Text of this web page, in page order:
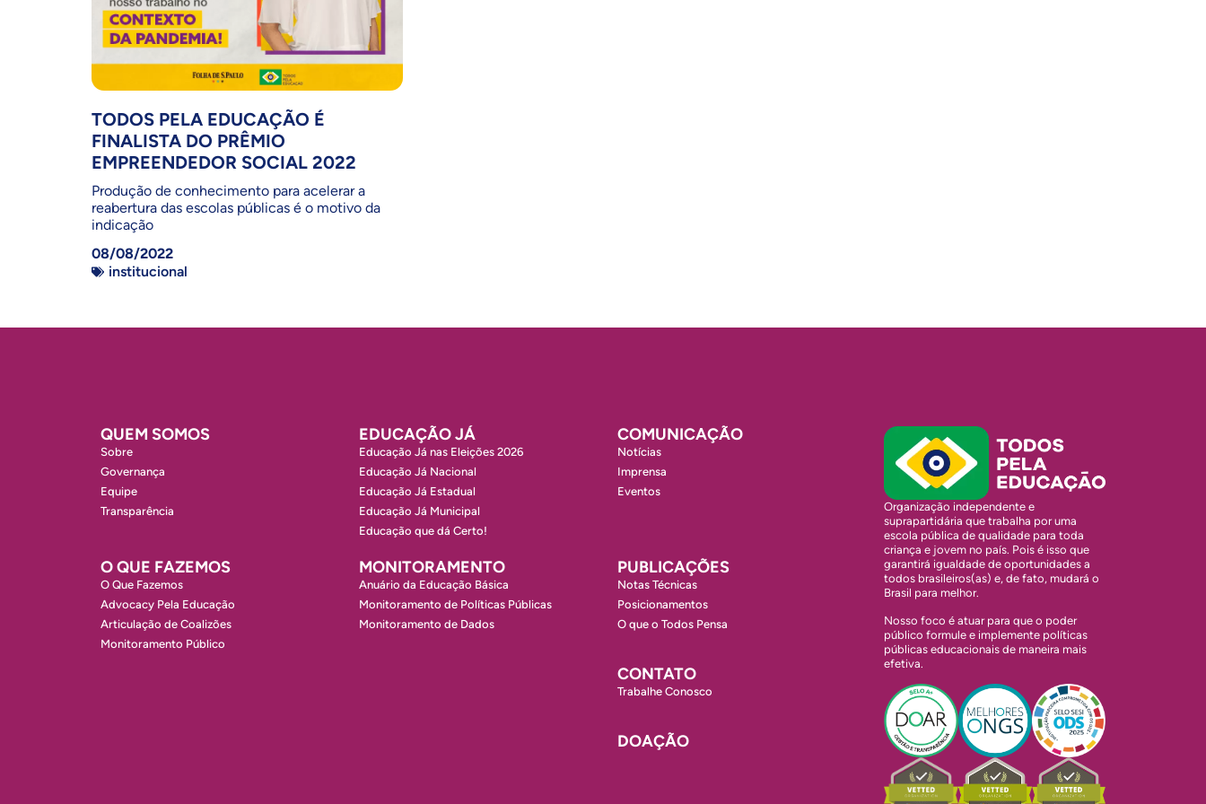
TODOS PELA EDUCAÇÃO É
FINALISTA DO PRÊMIO
EMPREENDEDOR SOCIAL 2022
Produção de conhecimento para acelerar a
reabertura das escolas públicas é o motivo da
indicação
08/08/2022
institucional
QUEM SOMOS
Sobre
Governança
Equipe
Transparência
EDUCAÇÃO JÁ
Educação Já nas Eleições 2026
Educação Já Nacional
Educação Já Estadual
Educação Já Municipal
Educação que dá Certo!
COMUNICAÇÃO
Notícias
Imprensa
Eventos
O QUE FAZEMOS
O Que Fazemos
Advocacy Pela Educação
Articulação de Coalizões
Monitoramento Público
MONITORAMENTO
Anuário da Educação Básica
Monitoramento de Políticas Públicas
Monitoramento de Dados
PUBLICAÇÕES
Notas Técnicas
Posicionamentos
O que o Todos Pensa
CONTATO
Trabalhe Conosco
DOAÇÃO
Organização independente e
suprapartidária que trabalha por uma
escola pública de qualidade para toda
criança e jovem no país. Pois é isso que
garantirá igualdade de oportunidades a
todos brasileiros(as) e, de fato, mudará o
Brasil para melhor.
Nosso foco é atuar para que o poder
público formule e implemente políticas
públicas educacionais de maneira mais
efetiva.